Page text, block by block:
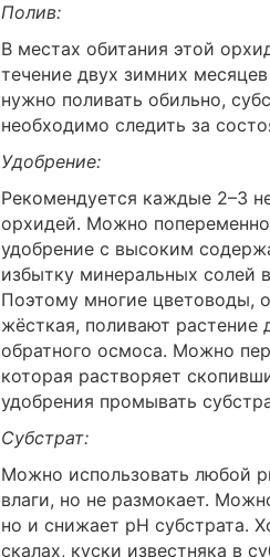
Полив:
В местах обитания этой
течение двух зимних
нужно поливать обильно,
необходимо следить за
Удобрение:
Рекомендуется каждые 2–3
орхидей. Можно
удобрение с высоким
избытку минеральных солей
Поэтому многие цветоводы,
жёсткая, поливают
обратного осмоса. Можно
которая растворяет
удобрения промывать
Субстрат:
Можно использовать любой
влаги, но не размокает.
но и снижает pH субстрата.
скалах, куски известняка в